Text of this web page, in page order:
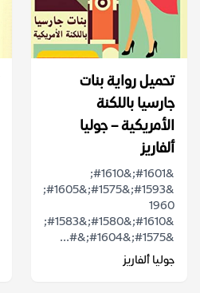
تحميل رواية بنات
جارسيا باللكنة
الأمريكية – جوليا
ألفاريز
&#1601;&#1610;
&#1593;&#1575;&#1605;
1960
&#1610;&#1580;&#1583;
&#1575;&#1604;&#...
جوليا ألفاريز